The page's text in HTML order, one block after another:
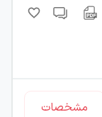
مشخصات